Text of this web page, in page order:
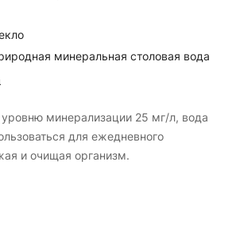
минеральная столовая вода
минерализации 25 мг/л, вода
для ежедневного
и очищая организм.